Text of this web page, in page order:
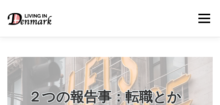
メニュー
LIFE TIPS– 生活便利帳 FOOD – ごはん事情
２つの報告事：転職とか